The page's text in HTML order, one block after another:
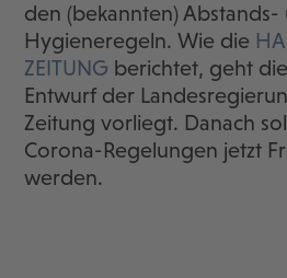
den (bekannten) Abstands-
Hygieneregeln. Wie die
ZEITUNG berichtet, geht
Entwurf der
Zeitung vorliegt. Danach
Corona-Regelungen jetzt
werden.